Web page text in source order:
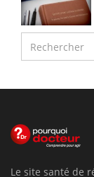
Le site santé de